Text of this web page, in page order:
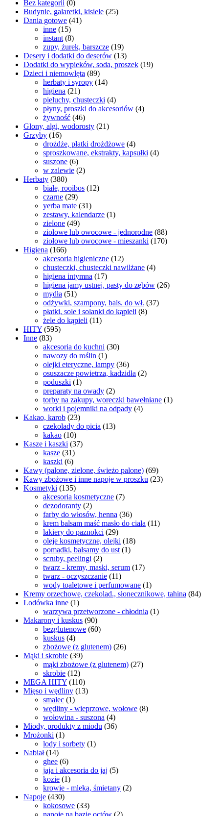
Bez kategorii (0)
Budynie, galaretki, kisiele (25)
Dania gotowe (41)
inne (15)
instant (8)
zupy, żurek, barszcze (19)
Desery i dodatki do deserów (13)
Dodatki do wypieków, soda, proszek (19)
Dzieci i niemowlęta (89)
herbaty i syropy (14)
higiena (21)
pieluchy, chusteczki (4)
płyny, proszki do akcesoriów (4)
żywność (46)
Glony, algi, wodorosty (21)
Grzyby (16)
drożdże, płatki drożdżowe (4)
sproszkowane, ekstrakty, kapsułki (4)
suszone (6)
w zalewie (2)
Herbaty (380)
białe, rooibos (12)
czarne (29)
yerba mate (31)
zestawy, kalendarze (1)
zielone (49)
ziołowe lub owocowe - jednorodne (88)
ziołowe lub owocowe - mieszanki (170)
Higiena (166)
akcesoria higieniczne (12)
chusteczki, chusteczki nawilżane (4)
higiena intymna (17)
higiena jamy ustnej, pasty do zębów (26)
mydła (51)
odżywki, szampony, bals. do wł. (37)
płatki, sole i solanki do kąpieli (8)
żele do kąpieli (11)
HITY (595)
Inne (83)
akcesoria do kuchni (30)
nawozy do roślin (1)
olejki eteryczne, lampy (36)
osuszacze powietrza, kadzidła (2)
poduszki (1)
preparaty na owady (2)
torby na zakupy, woreczki bawełniane (1)
worki i pojemniki na odpady (4)
Kakao, karob (23)
czekolady do picia (13)
kakao (10)
Kasze i kaszki (37)
kasze (31)
kaszki (6)
Kawy (palone, zielone, świeżo palone) (69)
Kawy zbożowe i inne napoje w proszku (23)
Kosmetyki (135)
akcesoria kosmetyczne (7)
dezodoranty (2)
farby do włosów, henna (36)
krem balsam maść masło do ciała (11)
lakiery do paznokci (29)
oleje kosmetyczne, olejki (18)
pomadki, balsamy do ust (1)
scruby, peelingi (2)
twarz - kremy, maski, serum (17)
twarz - oczyszczanie (11)
wody toaletowe i perfumowane (1)
Kremy orzechowe, czekolad., słonecznikowe, tahina (84)
Lodówka inne (1)
warzywa przetworzone - chłodnia (1)
Makarony i kuskus (90)
bezglutenowe (60)
kuskus (4)
zbożowe (z glutenem) (26)
Mąki i skrobie (39)
mąki zbożowe (z glutenem) (27)
skrobie (12)
MEGA HITY (110)
Mięso i wędliny (13)
smalec (1)
wędliny - wieprzowe, wołowe (8)
wołowina - suszona (4)
Miody, produkty z miodu (36)
Mrożonki (1)
lody i sorbety (1)
Nabiał (14)
ghee (6)
jaja i akcesoria do jaj (5)
kozie (1)
krowie - mleka, śmietany (2)
Napoje (430)
kokosowe (33)
napoje na bazie octów (2)